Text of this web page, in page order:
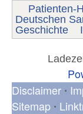
Patienten-
Deutschen
Geschichte
Disclaimer •
Sitemap •